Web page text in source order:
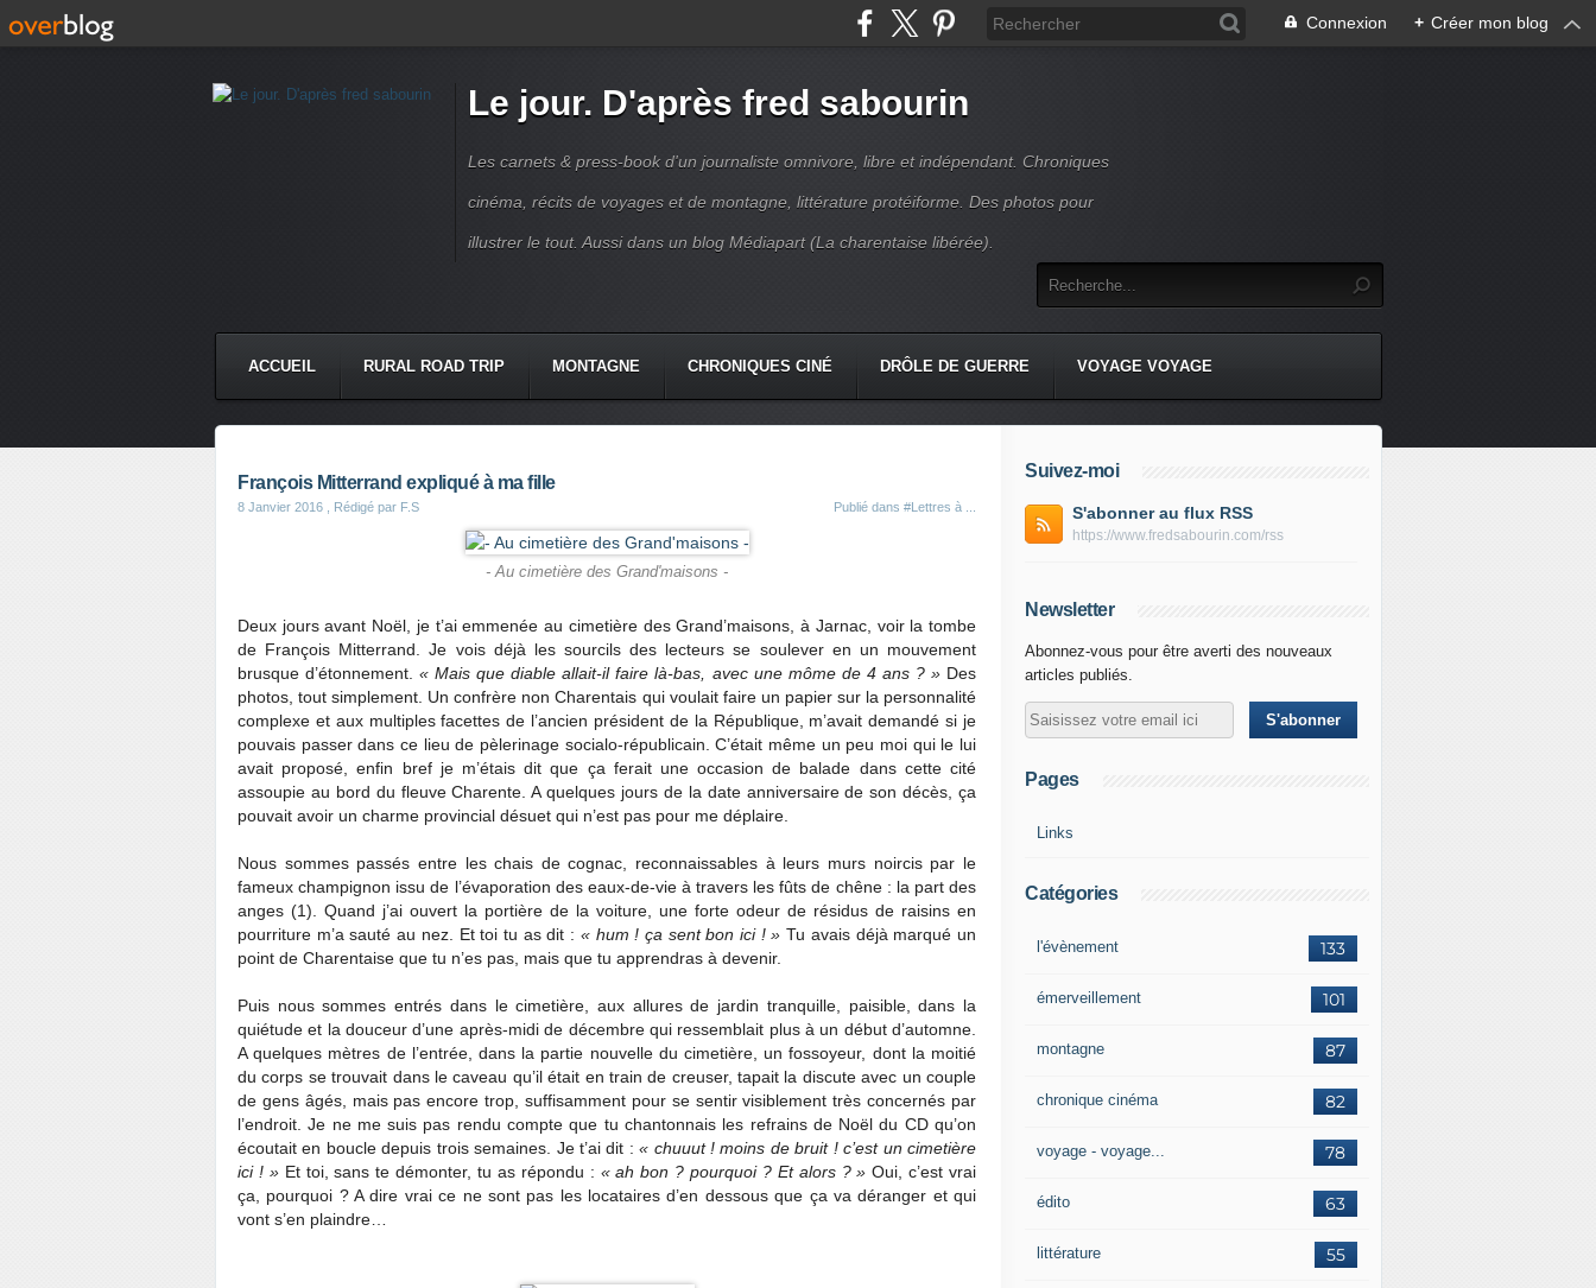
Connexion + Créer mon blog
Le jour. D'après fred sabourin
Les carnets & press-book d'un journaliste omnivore, libre et indépendant. Chroniques
cinéma, récits de voyages et de montagne, littérature protéiforme. Des photos pour
illustrer le tout. Aussi dans un blog Médiapart (La charentaise libérée).
ACCUEIL RURAL ROAD TRIP MONTAGNE CHRONIQUES CINÉ DRÔLE DE GUERRE VOYAGE VOYAGE
François Mitterrand expliqué à ma fille
8 Janvier 2016 , Rédigé par F.S Publié dans #Lettres à ...
- Au cimetière des Grand'maisons -
Deux jours avant Noël, je t’ai emmenée au cimetière des Grand’maisons, à Jarnac, voir la tombe
de François Mitterrand. Je vois déjà les sourcils des lecteurs se soulever en un mouvement
brusque d’étonnement.« Mais que diable allait-il faire là-bas, avec une môme de 4 ans ? » Des
photos, tout simplement. Un confrère non Charentais qui voulait faire un papier sur la personnalité
complexe et aux multiples facettes de l’ancien président de la République, m’avait demandé si je
pouvais passer dans ce lieu de pèlerinage socialo-républicain. C’était même un peu moi qui le lui
avait proposé, enfin bref je m’étais dit que ça ferait une occasion de balade dans cette cité
assoupie au bord du fleuve Charente. A quelques jours de la date anniversaire de son décès, ça
pouvait avoir un charme provincial désuet qui n’est pas pour me déplaire.
Nous sommes passés entre les chais de cognac, reconnaissables à leurs murs noircis par le
fameux champignon issu de l’évaporation des eaux-de-vie à travers les fûts de chêne : la part des
anges (1). Quand j’ai ouvert la portière de la voiture, une forte odeur de résidus de raisins en
pourriture m’a sauté au nez. Et toi tu as dit : « hum ! ça sent bon ici ! » Tu avais déjà marqué un
point de Charentaise que tu n’es pas, mais que tu apprendras à devenir.
Puis nous sommes entrés dans le cimetière, aux allures de jardin tranquille, paisible, dans la
quiétude et la douceur d’une après-midi de décembre qui ressemblait plus à un début d’automne.
A quelques mètres de l’entrée, dans la partie nouvelle du cimetière, un fossoyeur, dont la moitié
du corps se trouvait dans le caveau qu’il était en train de creuser, tapait la discute avec un couple
de gens âgés, mais pas encore trop, suffisamment pour se sentir visiblement très concernés par
l’endroit. Je ne me suis pas rendu compte que tu chantonnais les refrains de Noël du CD qu’on
écoutait en boucle depuis trois semaines. Je t’ai dit :« chuuut ! moins de bruit ! c’est un cimetière
ici ! »Et toi, sans te démonter, tu as répondu : « ah bon ? pourquoi ? Et alors ? » Oui, c’est vrai
ça, pourquoi ? A dire vrai ce ne sont pas les locataires d’en dessous que ça va déranger et qui
vont s’en plaindre…
Suivez-moi
S'abonner au flux RSS
https://www.fredsabourin.com/rss
Newsletter
Abonnez-vous pour être averti des nouveaux
articles publiés.
Pages
Links
Catégories
133
l'évènement
101
émerveillement
87
montagne
82
chronique cinéma
78
voyage - voyage...
63
édito
55
littérature